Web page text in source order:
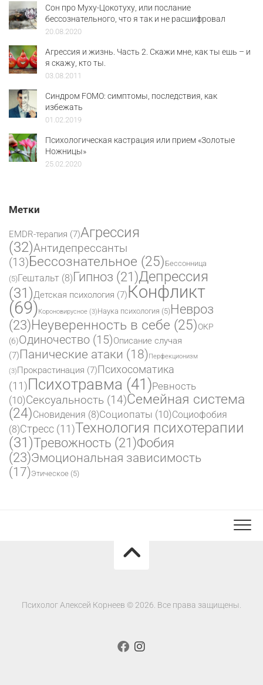
Сон про Муху-Цокотуху, или послание
бессознательного, что я так и не расшифровал
20.08.2020
Агрессия и жизнь. Часть 2. Скажи мне, как ты ешь – и
я скажу, кто ты.
03.08.2011
Синдром FOMO: симптомы, последствия, как
избежать
01.02.2019
Психологическая кастрация или прием «Золотые
Ножницы»
25.02.2020
Метки
EMDR-терапия (7)Агрессия
(32)Антидепрессанты
(13)Бессознательное (25) Бессонница
(5)Гештальт (8)Гипноз (21)Депрессия
(31)Детская психология (7)Конфликт
(69)Короновирусное (3)Наука психология (5)Невроз
(23)Неуверенность в себе (25)ОКР
(6)Одиночество (15)Описание случая
(7)Панические атаки (18)Перфекционизм
(3)Прокрастинация (7)Психосоматика
(11)Психотравма (41)Ревность
(10)Сексуальность (14)Семейная система
(24)Сновидения (8)Социопаты (10)Социофобия
(8)Стресс (11)Технология психотерапии
(31)Тревожность (21)Фобия
(23)Эмоциональная зависимость
(17)Этическое (5)
Психолог Алексей Корнеев © 2026. Все права защищены.